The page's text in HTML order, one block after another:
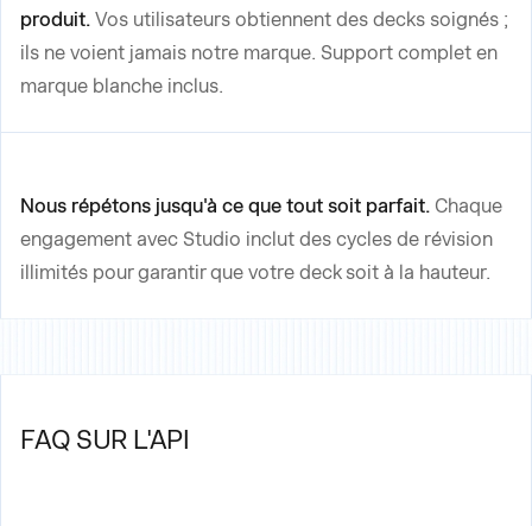
produit. Vos utilisateurs obtiennent des decks soignés ;
ils ne voient jamais notre marque. Support complet en
marque blanche inclus.
Nous répétons jusqu'à ce que tout soit parfait. Chaque
engagement avec Studio inclut des cycles de révision
illimités pour garantir que votre deck soit à la hauteur.
FAQ SUR L'API